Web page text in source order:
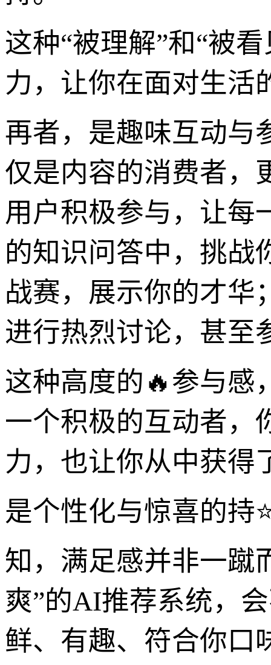
这种“被理解”和“被
力，让你在面对生活
再者，是趣味互动与
仅是内容的消费者，
用户积极参与，让每
的知识问答中，挑战
战赛，展示你的才华
进行热烈讨论，甚至
这种高度的🔥参与感
一个积极的互动者，
力，也让你从中获得
是个性化与惊喜的持
知，满足感并非一蹴
爽”的AI推荐系统，
鲜、有趣、符合你口